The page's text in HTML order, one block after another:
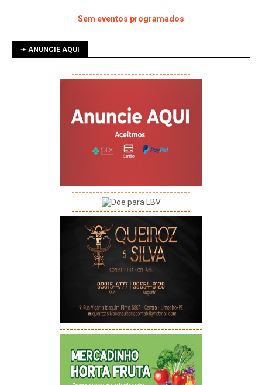
Sem eventos programados
➛ ANUNCIE AQUI
----------------------------------
----------------------------------
----------------------------------
-----------------------------------------